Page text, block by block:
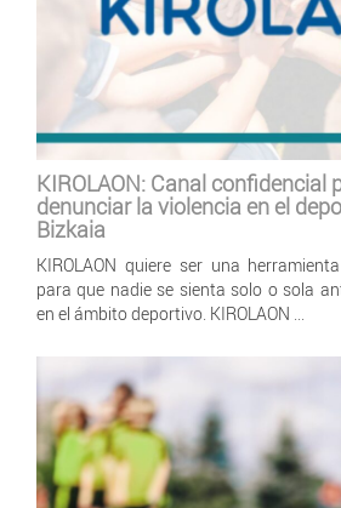
KIROLAON: Canal confidencial
denunciar la violencia en el
Bizkaia
KIROLAON quiere ser una
para que nadie se sienta solo o sola
en el ámbito deportivo. KIROLAON ...